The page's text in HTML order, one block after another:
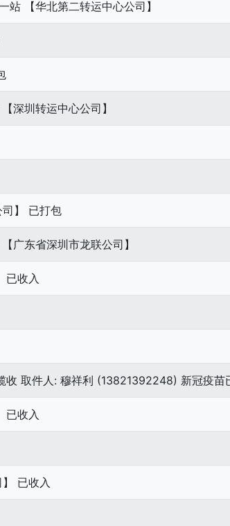
站 【华北第二转运中心公司】
深圳转运中心公司】
司】 已打包
广东省深圳市龙联公司】
已收入
收 取件人: 穆祥利 (13821392248) 新冠疫苗
已收入
】 已收入